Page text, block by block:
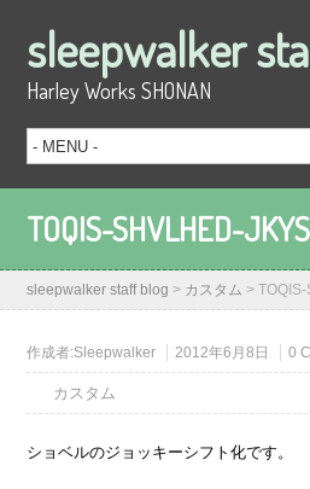
sleepwalker
Harley Works SHONAN
TOQIS-SHVLHED-
sleepwalker staff blog > カスタム >
作成者:Sleepwalker 2012年6月8日 0
カスタム
ショベルのジョッキーシフト化です。